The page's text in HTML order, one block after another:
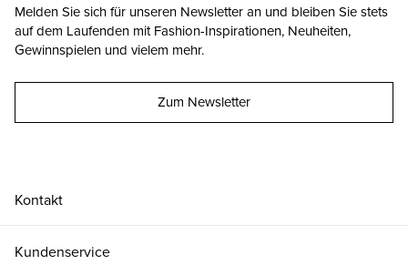
25 CHF 89.00
Kontakt
Kundenservice
Melden Sie sich für unseren Newsletter an und bleiben Sie stets
auf dem Laufenden mit Fashion-Inspirationen, Neuheiten,
Gewinnspielen und vielem mehr.
Zum Newsletter